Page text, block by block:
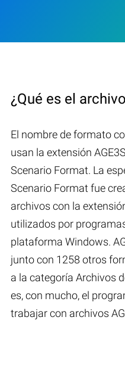
¿Qué es el
El nombre de formato
usan la extensión
Scenario Format. La
Scenario Format fue
archivos con la
utilizados por
plataforma Windows.
junto con 1258 otros
a la categoría Archivos
es, con mucho, el
trabajar con archivos